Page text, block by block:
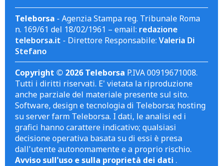
Teleborsa - Agenzia Stampa reg. Tribunale Roma
n. 169/61 del 18/02/1961 – email: redazione
teleborsa.it - Direttore Responsabile: Valeria Di
Stefano
Copyright © 2026 Teleborsa P.IVA 00919671008.
Tutti i diritti riservati. E' vietata la riproduzione
anche parziale del materiale presente sul sito.
Software, design e tecnologia di Teleborsa; hosting
su server farm Teleborsa. I dati, le analisi ed i
grafici hanno carattere indicativo; qualsiasi
decisione operativa basata su di essi è presa
dall'utente autonomamente e a proprio rischio.
Avviso sull'uso e sulla proprietà dei dati .